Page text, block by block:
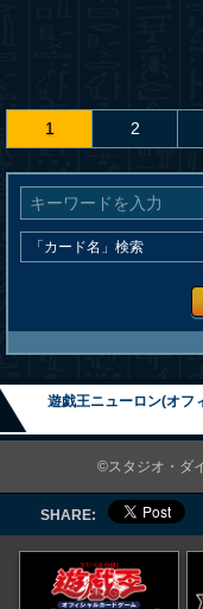
1 2
遊戯王ニューロン(オフ
©スタジオ・ダ
SHARE: